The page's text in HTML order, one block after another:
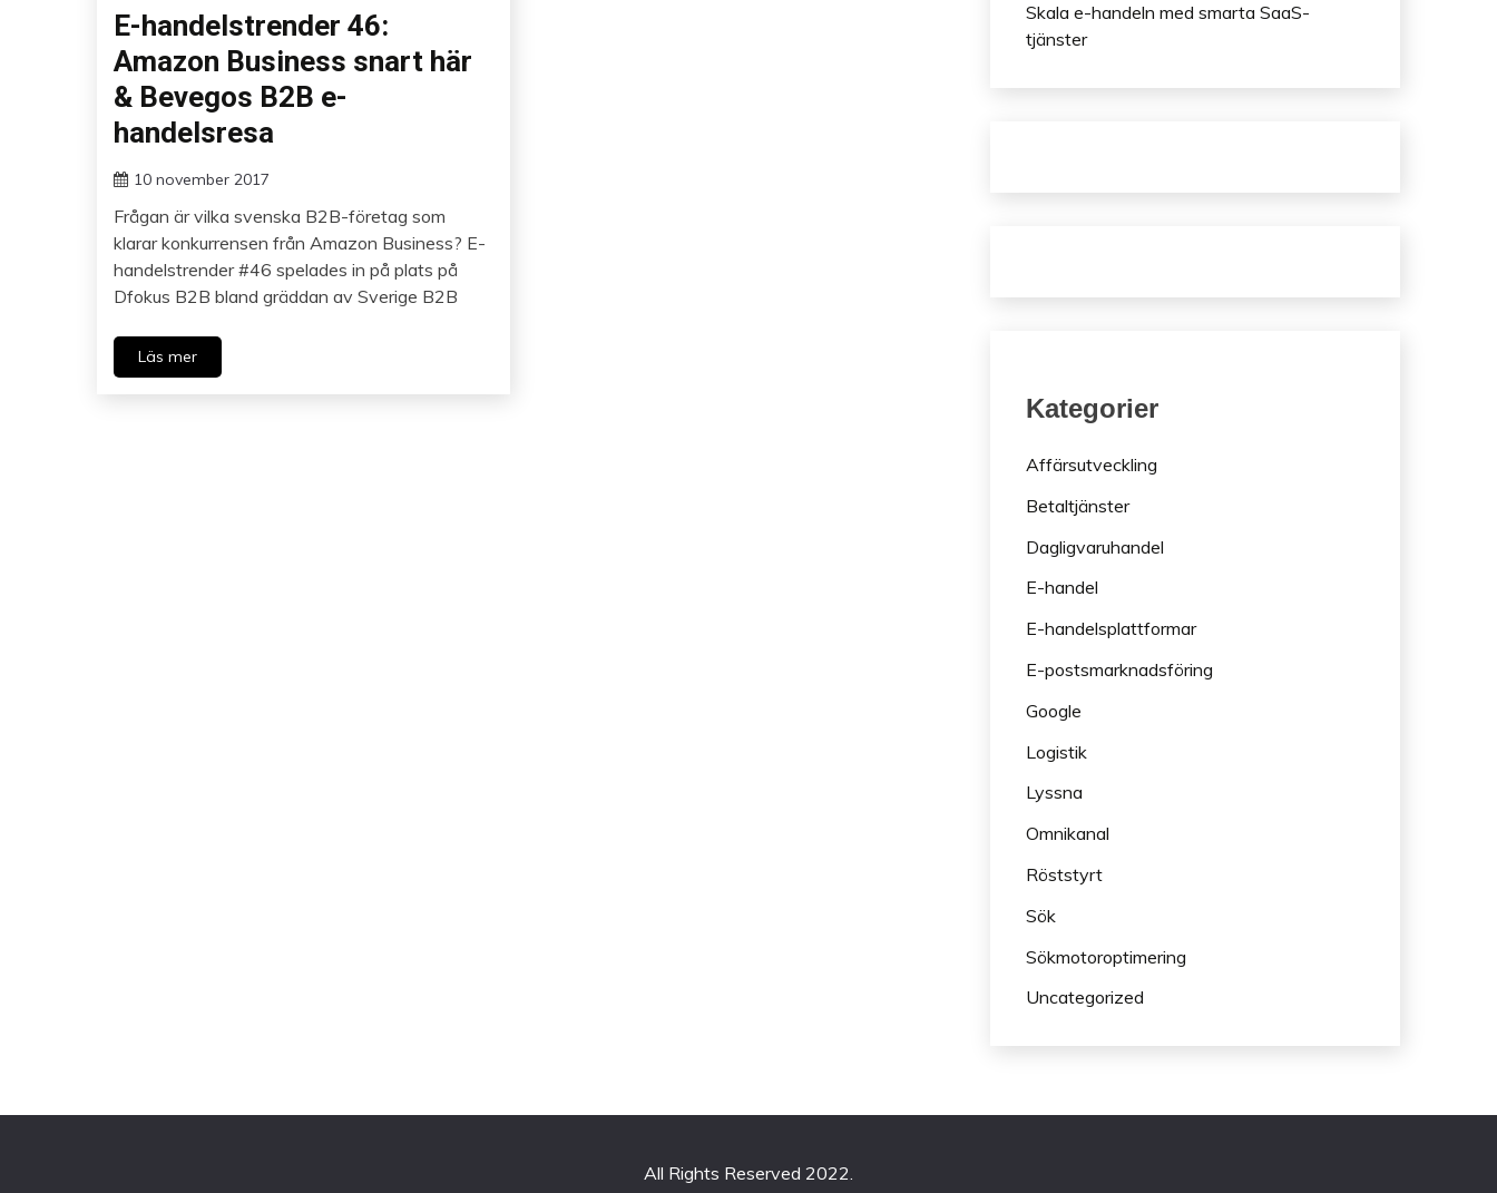
E-handelstrender 46:
Amazon Business snart här
& Bevegos B2B e-
handelsresa
10 november 2017
Frågan är vilka svenska B2B-företag som
klarar konkurrensen från Amazon Business? E-
handelstrender #46 spelades in på plats på
Dfokus B2B bland gräddan av Sverige B2B
Läs mer
Skala e-handeln med smarta SaaS-
tjänster
Kategorier
Affärsutveckling
Betaltjänster
Dagligvaruhandel
E-handel
E-handelsplattformar
E-postsmarknadsföring
Google
Logistik
Lyssna
Omnikanal
Röststyrt
Sök
Sökmotoroptimering
Uncategorized
All Rights Reserved 2022.